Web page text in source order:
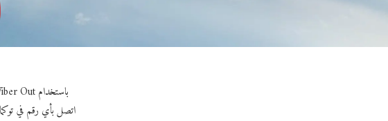
باستخدام Viber Out، يمكنك إجراء مكالمات عالية الجودة إلى توكمانستان من بيلاروس.
اتصل بأي رقم في